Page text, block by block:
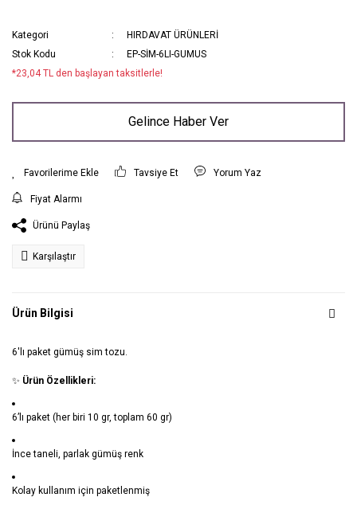
Kategori
HIRDAVAT ÜRÜNLERİ
Stok Kodu
EP-SİM-6LI-GUMUS
*23,04 TL den başlayan taksitlerle!
Gelince Haber Ver
Tavsiye Et Yorum Yaz
Fiyat Alarmı
Ürünü Paylaş
Karşılaştır
Ürün Bilgisi
6'lı paket gümüş sim tozu.
✨ Ürün Özellikleri:
6’lı paket (her biri 10 gr, toplam 60 gr)
İnce taneli, parlak gümüş renk
Kolay kullanım için paketlenmiş